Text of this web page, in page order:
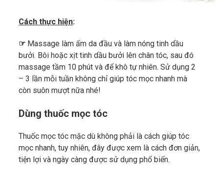
Cách thực hiện:
☞ Massage làm ấm da đầu và làm nóng tinh dầu
bưởi. Bôi hoặc xịt tinh dầu bưởi lên chân tóc, sau đó
massage tầm 10 phút và để khô tự nhiên. Sử dụng 2
– 3 lần mỗi tuần không chỉ giúp tóc mọc nhanh mà
còn suôn mượt nữa nhé!
Dùng thuốc mọc tóc
Thuốc mọc tóc mặc dù không phải là cách giúp tóc
mọc nhanh, tuy nhiên, đây được xem là cách đơn giản,
tiện lợi và ngày càng được sử dụng phổ biến.